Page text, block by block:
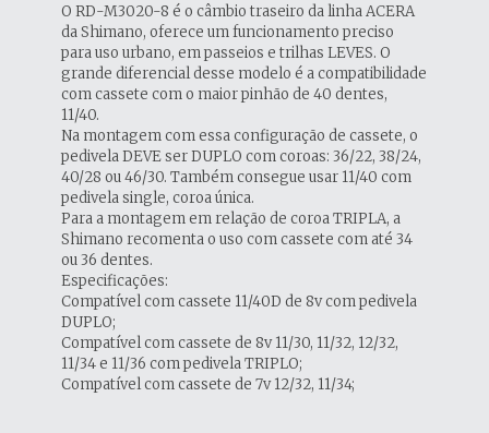
O RD-M3020-8 é o câmbio traseiro da linha ACERA
da Shimano, oferece um funcionamento preciso
para uso urbano, em passeios e trilhas LEVES. O
grande diferencial desse modelo é a compatibilidade
com cassete com o maior pinhão de 40 dentes,
11/40.
Na montagem com essa configuração de cassete, o
pedivela DEVE ser DUPLO com coroas: 36/22, 38/24,
40/28 ou 46/30. Também consegue usar 11/40 com
pedivela single, coroa única.
Para a montagem em relação de coroa TRIPLA, a
Shimano recomenta o uso com cassete com até 34
ou 36 dentes.
Especificações:
Compatível com cassete 11/40D de 8v com pedivela
DUPLO;
Compatível com cassete de 8v 11/30, 11/32, 12/32,
11/34 e 11/36 com pedivela TRIPLO;
Compatível com cassete de 7v 12/32, 11/34;